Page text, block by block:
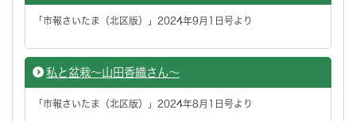
「市報さいたま（北区版）」2024年9月1日号より
私と盆栽～山田香織さん～
「市報さいたま（北区版）」2024年8月1日号より